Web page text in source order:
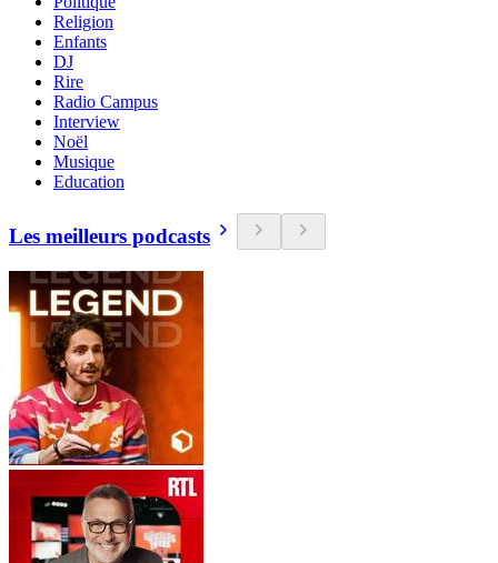
Religion
Enfants
DJ
Rire
Radio Campus
Interview
Noël
Musique
Education
Les meilleurs podcasts